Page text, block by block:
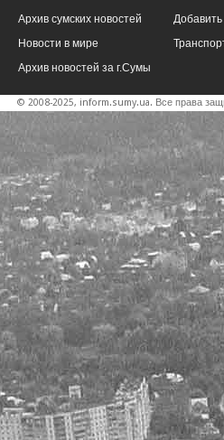
Архив сумских новостей
Новости в мире
Архив новостей за г.Сумы
© 2008-2025, inform.sumy.ua. Все права